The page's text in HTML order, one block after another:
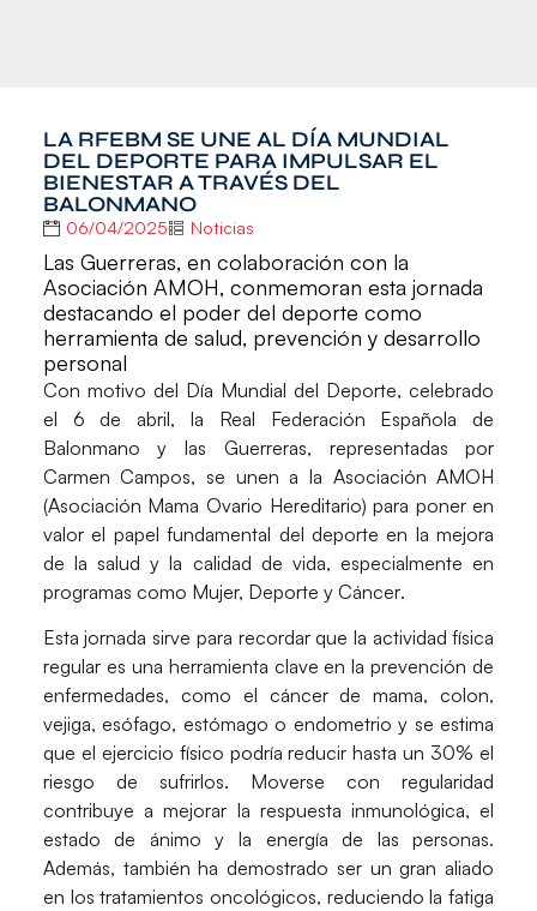
LA RFEBM SE UNE AL DÍA MUNDIAL
DEL DEPORTE PARA IMPULSAR EL
BIENESTAR A TRAVÉS DEL
BALONMANO
06/04/2025 Noticias
Las Guerreras, en colaboración con la
Asociación AMOH, conmemoran esta jornada
destacando el poder del deporte como
herramienta de salud, prevención y desarrollo
personal
Con motivo del Día Mundial del Deporte, celebrado
el 6 de abril, la Real
Federación Española de
Balonmano y las Guerreras, representadas por
Carmen Campos, se unen a la Asociación AMOH
(Asociación Mama Ovario Hereditario) para poner en
valor el papel fundamental del deporte en la mejora
de la salud y la calidad de vida, especialmente en
programas como Mujer, Deporte y Cáncer.
Esta jornada sirve para recordar que la actividad física
regular es una herramienta clave en la prevención de
enfermedades, como el cáncerde mama, colon,
vejiga, esófago, estómago o endometrio y se estima
que el ejercicio físico podría reducir hasta un 30% el
riesgo de sufrirlos. Moverse con regularidad
contribuye a mejorar la respuesta inmunológica, el
estado de ánimo y la energía de las personas.
Además, también ha demostrado ser un gran aliado
en los tratamientos oncológicos, reduciendo la fatiga